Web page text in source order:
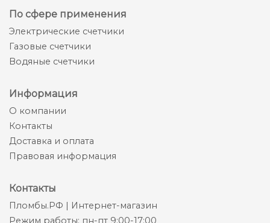
По сфере применения
Электрические счетчики
Газовые счетчики
Водяные счетчики
Информация
О компании
Контакты
Доставка и оплата
Правовая информация
Контакты
Пломбы.РФ | Интернет-магазин
Режим работы: пн-пт 9:00-17:00